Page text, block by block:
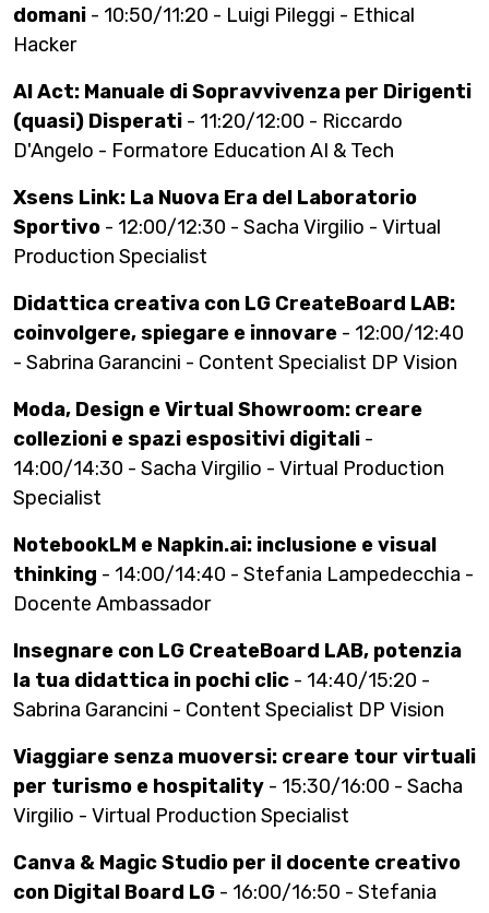
domani - 10:50/11:20 - Luigi Pileggi - Ethical
Hacker
AI Act: Manuale di Sopravvivenza per Dirigenti
(quasi) Disperati - 11:20/12:00 - Riccardo
D'Angelo - Formatore Education AI & Tech
Xsens Link: La Nuova Era del Laboratorio
Sportivo - 12:00/12:30 - Sacha Virgilio - Virtual
Production Specialist
Didattica creativa con LG CreateBoard LAB:
coinvolgere, spiegare e innovare - 12:00/12:40
- Sabrina Garancini - Content Specialist DP Vision
Moda, Design e Virtual Showroom: creare
collezioni e spazi espositivi digitali -
14:00/14:30 - Sacha Virgilio - Virtual Production
Specialist
NotebookLM e Napkin.ai: inclusione e visual
thinking - 14:00/14:40 - Stefania Lampedecchia -
Docente Ambassador
Insegnare con LG CreateBoard LAB, potenzia
la tua didattica in pochi clic - 14:40/15:20 -
Sabrina Garancini - Content Specialist DP Vision
Viaggiare senza muoversi: creare tour virtuali
per turismo e hospitality - 15:30/16:00 - Sacha
Virgilio - Virtual Production Specialist
Canva & Magic Studio per il docente creativo
con Digital Board LG - 16:00/16:50 - Stefania